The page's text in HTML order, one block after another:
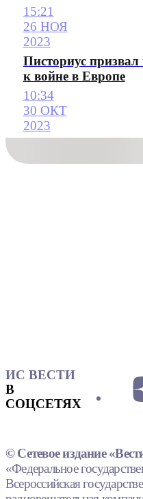
15:21
26 НОЯ
2023
Писториус призвал
к войне в Европе
10:34
30 ОКТ
2023
ИС ВЕСТИ
В
СОЦСЕТЯХ
© Сетевое издание
«Федеральное
Всероссийская